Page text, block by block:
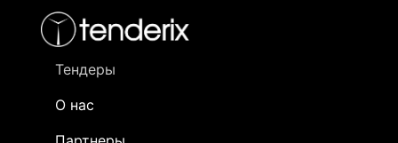
Тендеры
О нас
- активный лот
- сохраненный лот (не опубликован)